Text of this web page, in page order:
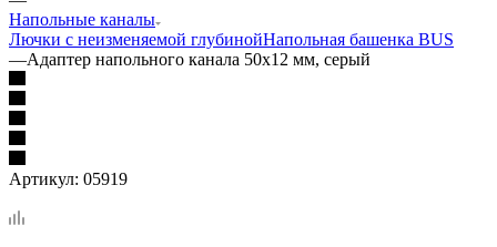
Напольные каналы
Лючки с неизменяемой глубинойНапольная башенка BUS
—Адаптер напольного канала 50х12 мм, серый
Артикул: 05919